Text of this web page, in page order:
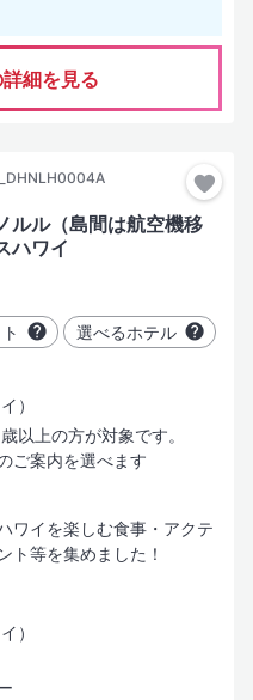
細を見る
ルル（島間は航空機移
ハワイ
選べるホテル
）
以上の方が対象です。
ご案内を選べます
ワイを楽しむ食事・アクテ
ト等を集めました！
）